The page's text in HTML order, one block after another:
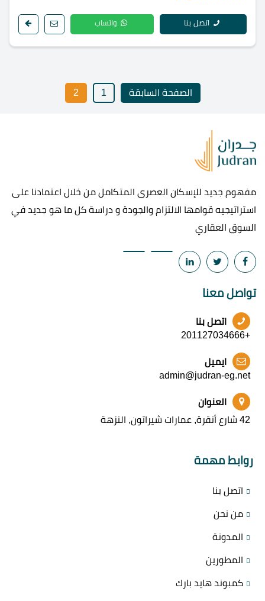
اتصل بنا واتساب
الصفحة السابقة 1
2
مفهوم جديد للإسكان العصرى المتكامل من خلال اعتمادنا على
استراتيجيه قوامها الالتزام والجودة و دراسة كل ما هو جديد في
السوق العقاري
تواصل معنا
اتصل بنا
+201127034666
ايميل
admin@judran-eg.net
العنوان
42 شارع أنقرة, عمارات شيراتون, النزهة
روابط مهمة
اتصل بنا
من نحن
المدونة
المطورين
كمبوند هايد بارك